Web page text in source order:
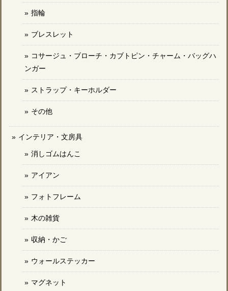
指輪
ブレスレット
コサージュ・ブローチ・カブトピン・チャーム・バッグハ
ンガー
ストラップ・キーホルダー
その他
インテリア・文房具
消しゴムはんこ
アイアン
フォトフレーム
木の雑貨
収納・かご
ウォールステッカー
マグネット